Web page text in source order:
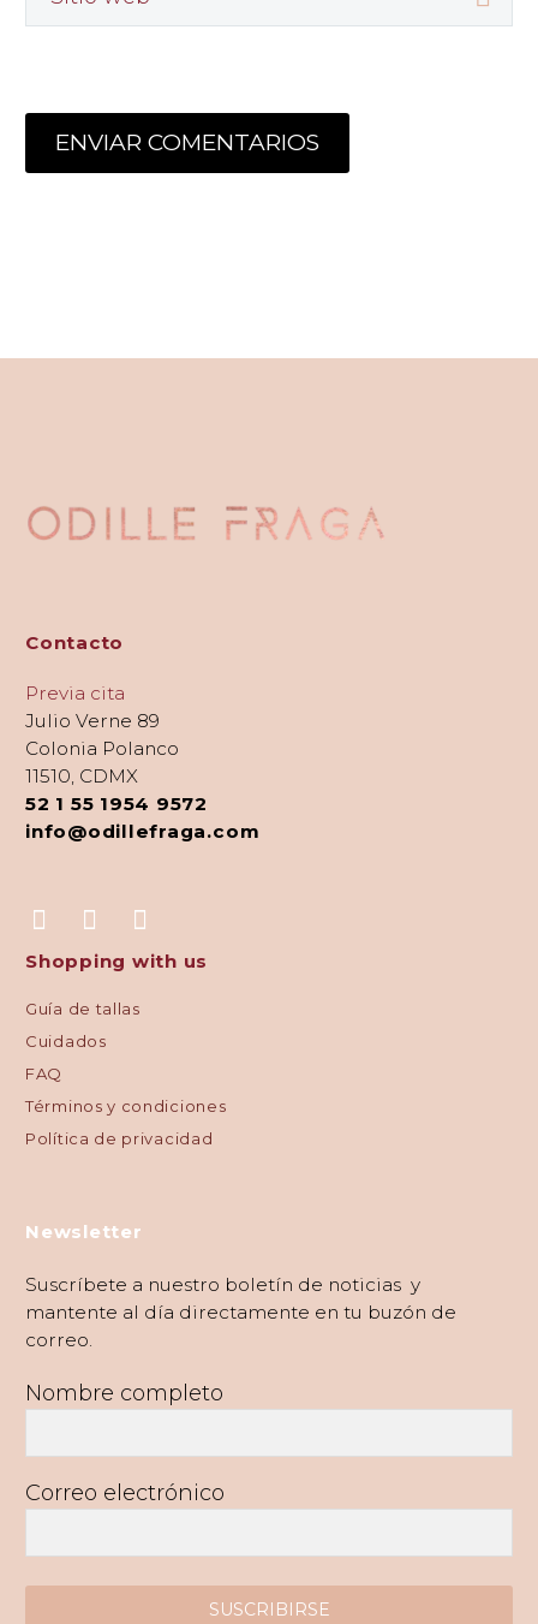
ENVIAR COMENTARIOS
Contacto
Previa cita
Julio Verne 89
Colonia Polanco
11510, CDMX
52 1 55 1954 9572
info@odillefraga.com
Shopping with us
Guía de tallas
Cuidados
FAQ
Términos y condiciones
Política de privacidad
Newsletter
Suscríbete a nuestro boletín de noticias y
mantente al día directamente en tu buzón de
correo.
Nombre completo
Correo electrónico
SUSCRIBIRSE